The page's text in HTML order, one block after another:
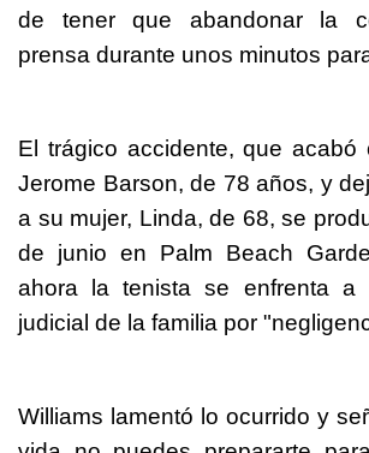
de tener que abandonar la
prensa durante unos minutos
El trágico accidente, que acabó
Jerome Barson, de 78 años, y
a su mujer, Linda, de 68, se
de junio en Palm Beach
ahora la tenista se enfrenta a
judicial de la familia por
Williams lamentó lo ocurrido y